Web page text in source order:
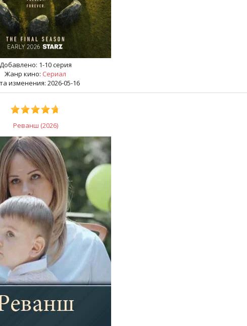
1-10 серия
Жанр кино: Сериал
изменения: 2026-05-16
Реванш (2026)